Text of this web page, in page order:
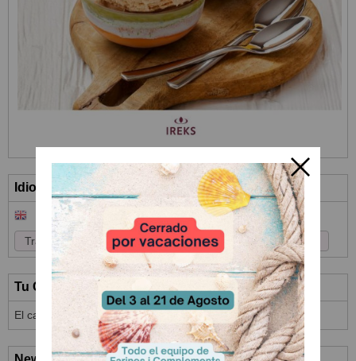
Idioma
Tu Carrito (0)
El carrito de la compra está vacío